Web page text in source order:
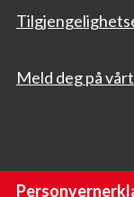
Meld deg på